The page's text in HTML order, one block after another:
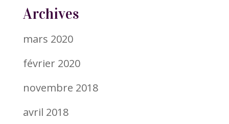
Archives
mars 2020
février 2020
novembre 2018
avril 2018